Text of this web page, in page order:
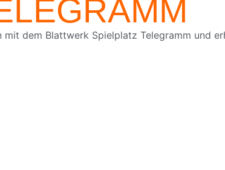
mit dem Blattwerk Spielplatz Telegramm